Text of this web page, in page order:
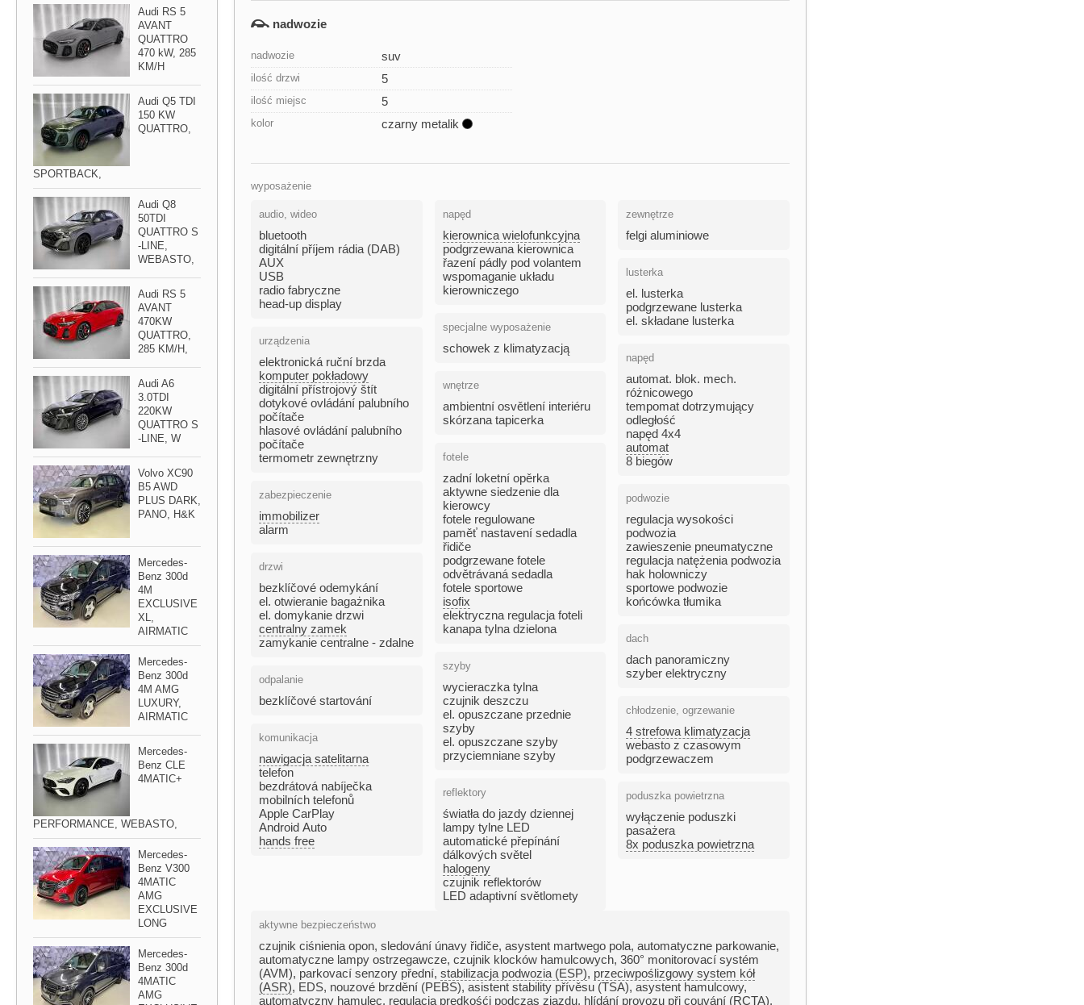
nadwozie
nadwozie suv
ilość drzwi 5
ilość miejsc 5
kolor czarny metalik
wyposażenie
audio, wideo
bluetooth
digitální příjem rádia (DAB)
AUX
USB
radio fabryczne
head-up display
urządzenia
elektronická ruční brzda
komputer pokładowy
digitální přístrojový štít
dotykové ovládání palubního
počítače
hlasové ovládání palubního
počítače
termometr zewnętrzny
zabezpieczenie
immobilizer
alarm
drzwi
bezklíčové odemykání
el. otwieranie bagażnika
el. domykanie drzwi
centralny zamek
zamykanie centralne - zdalne
odpalanie
bezklíčové startování
komunikacja
nawigacja satelitarna
telefon
bezdrátová nabíječka
mobilních telefonů
Apple CarPlay
Android Auto
hands free
napęd
kierownica wielofunkcyjna
podgrzewana kierownica
řazení pádly pod volantem
wspomaganie układu
kierowniczego
specjalne wyposażenie
schowek z klimatyzacją
wnętrze
ambientní osvětlení interiéru
skórzana tapicerka
fotele
zadní loketní opěrka
aktywne siedzenie dla
kierowcy
fotele regulowane
paměť nastavení sedadla
řidiče
podgrzewane fotele
odvětrávaná sedadla
fotele sportowe
isofix
elektryczna regulacja foteli
kanapa tylna dzielona
szyby
wycieraczka tylna
czujnik deszczu
el. opuszczane przednie
szyby
el. opuszczane szyby
przyciemniane szyby
reflektory
światła do jazdy dziennej
lampy tylne LED
automatické přepínání
dálkových světel
halogeny
czujnik reflektorów
LED adaptivní světlomety
zewnętrze
felgi aluminiowe
lusterka
el. lusterka
podgrzewane lusterka
el. składane lusterka
napęd
automat. blok. mech.
różnicowego
tempomat dotrzymujący
odległość
napęd 4x4
automat
8 biegów
podwozie
regulacja wysokości
podwozia
zawieszenie pneumatyczne
regulacja natężenia podwozia
hak holowniczy
sportowe podwozie
końcówka tłumika
dach
dach panoramiczny
szyber elektryczny
chłodzenie, ogrzewanie
4 strefowa klimatyzacja
webasto z czasowym
podgrzewaczem
poduszka powietrzna
wyłączenie poduszki
pasażera
8x poduszka powietrzna
aktywne bezpieczeństwo
czujnik ciśnienia opon, sledování únavy řidiče, asystent martwego pola, automatyczne parkowanie,
automatyczne lampy ostrzegawcze, czujnik klocków hamulcowych, 360° monitorovací systém
(AVM), parkovací senzory přední, stabilizacja podwozia (ESP), przeciwpoślizgowy system kół
(ASR), EDS, nouzové brzdění (PEBS), asistent stability přívěsu (TSA), asystent hamulcowy,
automatyczny hamulec, regulacja prędkośći podczas zjazdu, hlídání provozu při couvání (RCTA),
Audi RS 5
AVANT
QUATTRO
470 kW,​ 285
KM/H
Audi Q5 TDI
150 KW
QUATTRO,​
SPORTBACK,​
Audi Q8
50TDI
QUATTRO S​
-LINE,​
WEBASTO,​
Audi RS 5
AVANT
470KW
QUATTRO,​
285 KM/H,​
Audi A6
3.0TDI
220KW
QUATTRO S​
-LINE,​ W
Volvo XC90
B5 AWD
PLUS DARK,​
PANO,​ H&K
Mercedes​-
Benz 300d
4M
EXCLUSIVE
XL,​
AIRMATIC
Mercedes​-
Benz 300d
4M AMG
LUXURY,​
AIRMATIC
Mercedes​-
Benz CLE
4MATIC​+
PERFORMANCE,​ WEBASTO,​
Mercedes​-
Benz V300
4MATIC
AMG
EXCLUSIVE
LONG
Mercedes​-
Benz 300d
4MATIC
AMG